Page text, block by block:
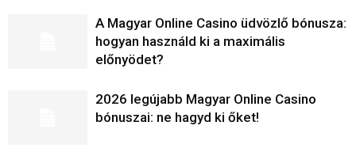
A Magyar Online Casino üdvözlő bónusza:
hogyan használd ki a maximális
előnyödet?
2026 legújabb Magyar Online Casino
bónuszai: ne hagyd ki őket!